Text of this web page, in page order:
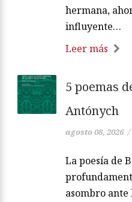
hermana,
influyente…
Leer más
5 poemas
Antónych
agosto 08, 2026 /
La poesía de
asombro